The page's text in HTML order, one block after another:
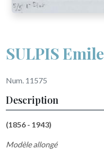
SULPIS Emile
Num. 11575
Description
(1856 - 1943)
Modèle allongé